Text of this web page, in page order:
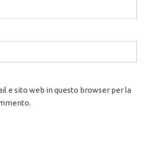
e sito web in questo browser per la